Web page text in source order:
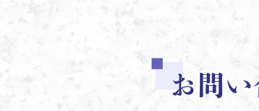
お問